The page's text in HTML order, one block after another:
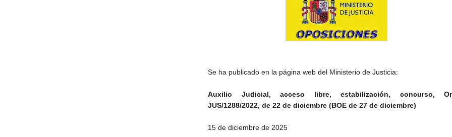
Se ha publicado en la página web del Ministerio de Justicia:
Auxilio Judicial, acceso libre, estabilización, concurso,
JUS/1288/2022, de 22 de diciembre (BOE de 27 de diciembre)
15 de diciembre de 2025